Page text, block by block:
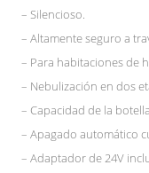
– Silencioso.
– Altamente seguro a
– Para habitaciones de
– Nebulización en dos
– Capacidad de la
– Apagado automático
– Adaptador de 24V